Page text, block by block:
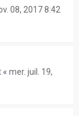
08, 2017 8:42
« mer. juil. 19,